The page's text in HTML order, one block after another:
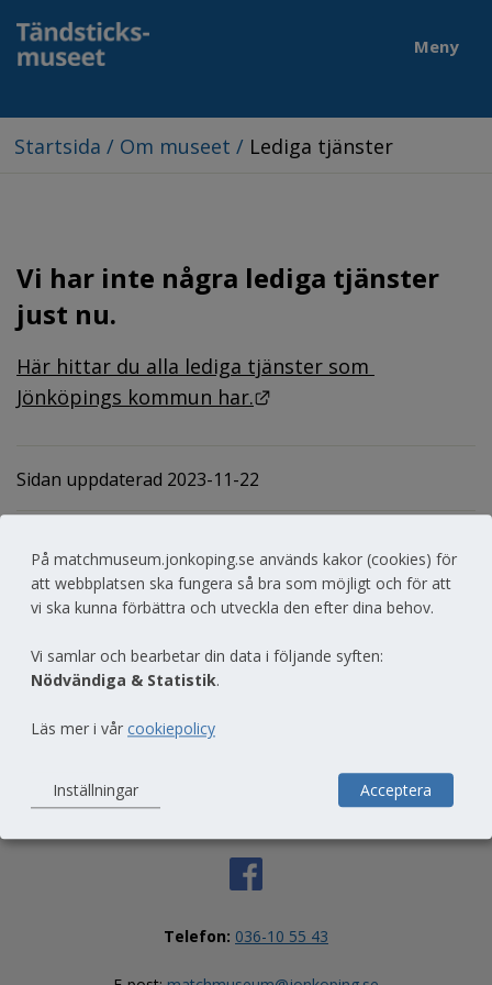
Meny
Startsida / Om museet / Lediga tjänster
Vi har inte några lediga tjänster
just nu.
Här hittar du alla lediga tjänster som
Jönköpings kommun har.
Länk till annan
Sidan uppdaterad 2023-11-22
Till toppen av sidan
Telefon: 036-10 55 43
På matchmuseum.jonkoping.se används kakor (cookies) för
att webbplatsen ska fungera så bra som möjligt och för att
vi ska kunna förbättra och utveckla den efter dina behov.
Vi samlar och bearbetar din data i följande syften:
Nödvändiga & Statistik.
Läs mer i vår cookiepolicy
Inställningar Acceptera